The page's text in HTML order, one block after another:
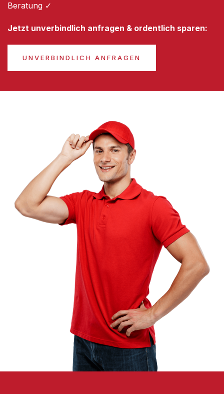
Beratung ✓
Jetzt unverbindlich anfragen & ordentlich sparen:
UNVERBINDLICH ANFRAGEN